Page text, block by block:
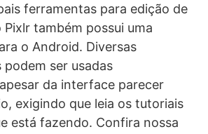
ferramentas para edição de
também possui uma
o Android. Diversas
ser usadas
da interface parecer
exigindo que leia os tutoriais
está fazendo. Confira nossa